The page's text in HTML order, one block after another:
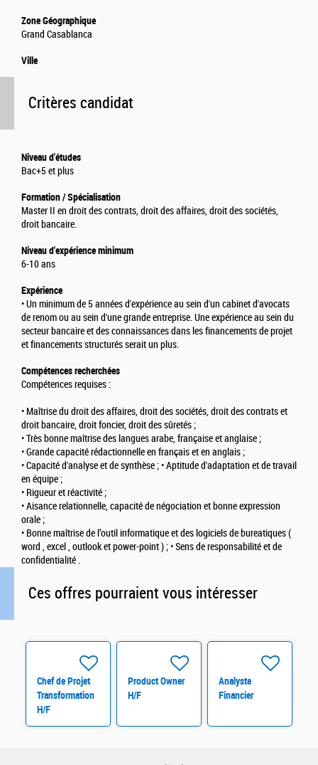
Zone Géographique
Grand Casablanca
Ville
Critères candidat
Niveau d'études
Bac+5 et plus
Formation / Spécialisation
Master II en droit des contrats, droit des affaires, droit des sociétés,
droit bancaire.
Niveau d'expérience minimum
6-10 ans
Expérience
• Un minimum de 5 années d'expérience au sein d'un cabinet d'avocats
de renom ou au sein d'une grande entreprise. Une expérience au sein du
secteur bancaire et des connaissances dans les financements de projet
et financements structurés serait un plus.
Compétences recherchées
Compétences requises :
• Maîtrise du droit des affaires, droit des sociétés, droit des contrats et
droit bancaire, droit foncier, droit des sûretés ;
• Très bonne maîtrise des langues arabe, française et anglaise ;
• Grande capacité rédactionnelle en français et en anglais ;
• Capacité d'analyse et de synthèse ; • Aptitude d'adaptation et de travail
en équipe ;
• Rigueur et réactivité ;
• Aisance relationnelle, capacité de négociation et bonne expression
orale ;
• Bonne maîtrise de l’outil informatique et des logiciels de bureatiques (
word , excel , outlook et power-point ) ; • Sens de responsabilité et de
confidentialité .
Ces offres pourraient vous intéresser
Chef de Projet
Transformation
H/F
Product Owner
H/F
Analyste
Financier